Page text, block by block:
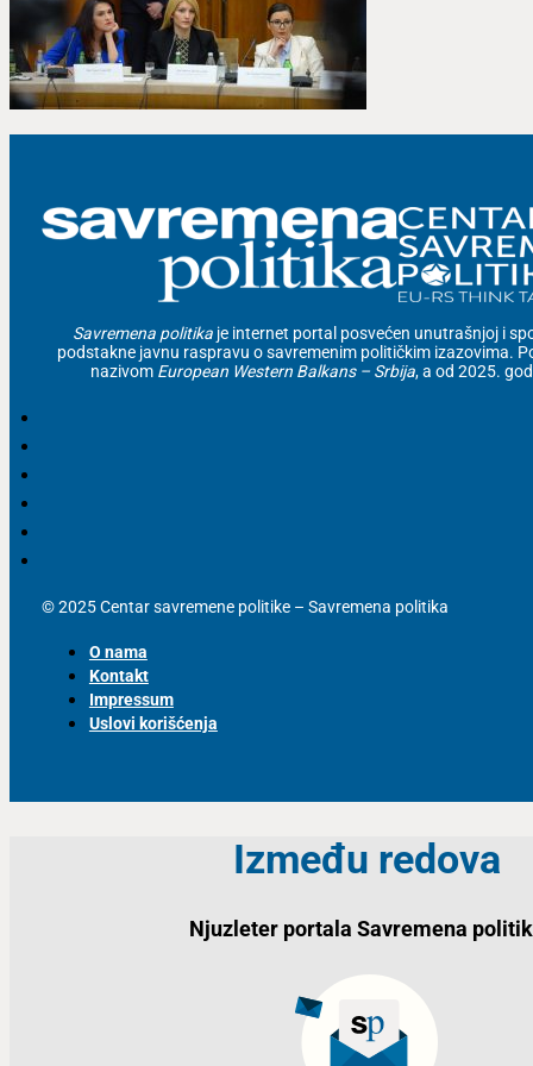
Savremena politika je internet portal posvećen unutrašnjoj i
podstakne javnu raspravu o savremenim političkim izazovima.
nazivom European Western Balkans – Srbija, a od 2025.
© 2025 Centar savremene politike – Savremena politika
O nama
Kontakt
Impressum
Uslovi korišćenja
Između redova
Njuzleter portala Savremena